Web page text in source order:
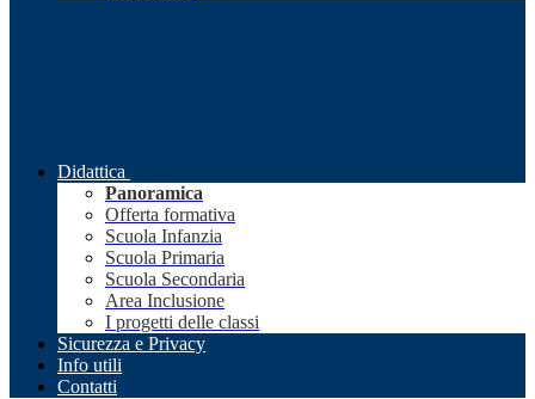
Didattica
Panoramica
Offerta formativa
Scuola Infanzia
Scuola Primaria
Scuola Secondaria
Area Inclusione
I progetti delle classi
Sicurezza e Privacy
Info utili
Contatti